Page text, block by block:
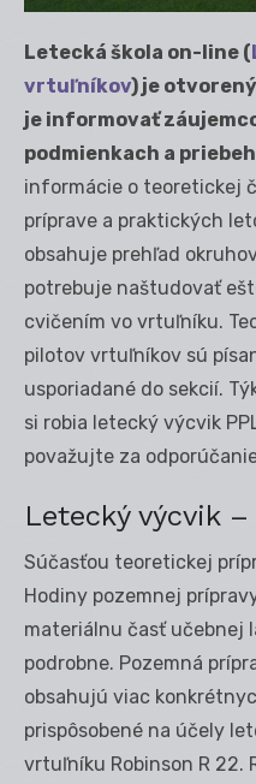
Letecká škola on-line (
vrtuľníkov) je
je informovať
podmienkach a
informácie o teoretickej
príprave a praktických
obsahuje prehľad
potrebuje naštudovať
cvičením vo vrtuľníku.
pilotov vrtuľníkov sú
usporiadané do sekcií.
si robia letecký výcvik
považujte za
Letecký výcvik
Súčasťou teoretickej
Hodiny pozemnej
materiálnu časť učebnej
podrobne. Pozemná
obsahujú viac
prispôsobené na účely
vrtuľníku Robinson R 22.